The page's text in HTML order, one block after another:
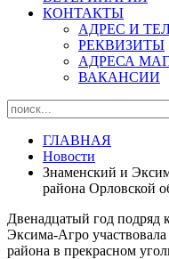
КОНТАКТЫ
АДРЕС И
РЕКВИЗИТЫ
АДРЕСА
ВАКАНСИИ
ГЛАВНАЯ
Новости
Знаменский и
района Орловской
Двенадцатый год подряд
Эксима-Агро
района в прекрасном